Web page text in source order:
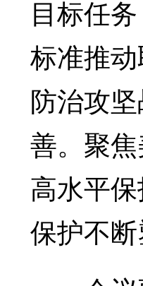
目标任
标准推
防治攻
善。聚
高水平
保护不